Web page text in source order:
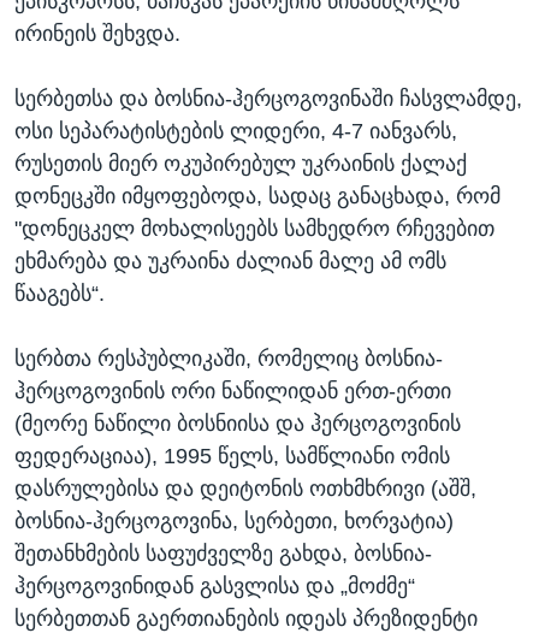
ირინეის შეხვდა.
სერბეთსა და ბოსნია-ჰერცოგოვინაში ჩასვლამდე,
ოსი სეპარატისტების ლიდერი, 4-7 იანვარს,
რუსეთის მიერ ოკუპირებულ უკრაინის ქალაქ
დონეცკში იმყოფებოდა, სადაც განაცხადა, რომ
"დონეცკელ მოხალისეებს სამხედრო რჩევებით
ეხმარება და უკრაინა ძალიან მალე ამ ომს
წააგებს“.
სერბთა რესპუბლიკაში, რომელიც ბოსნია-
ჰერცოგოვინის ორი ნაწილიდან ერთ-ერთი
(მეორე ნაწილი ბოსნიისა და ჰერცოგოვინის
ფედერაციაა), 1995 წელს, სამწლიანი ომის
დასრულებისა და დეიტონის ოთხმხრივი (აშშ,
ბოსნია-ჰერცოგოვინა, სერბეთი, ხორვატია)
შეთანხმების საფუძველზე გახდა, ბოსნია-
ჰერცოგოვინიდან გასვლისა და „მოძმე“
სერბეთთან გაერთიანების იდეას პრეზიდენტი